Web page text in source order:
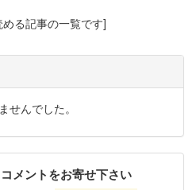
める記事の一覧です]
せんでした。
メントをお寄せ下さい